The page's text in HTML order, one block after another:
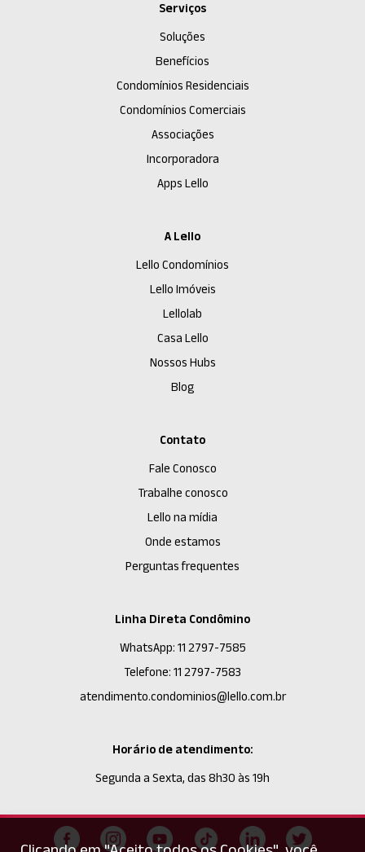
Serviços
Soluções
Benefícios
Condomínios Residenciais
Condomínios Comerciais
Associações
Incorporadora
Apps Lello
A Lello
Lello Condomínios
Lello Imóveis
Lellolab
Casa Lello
Nossos Hubs
Blog
Contato
Fale Conosco
Trabalhe conosco
Lello na mídia
Onde estamos
Perguntas frequentes
Linha Direta Condômino
WhatsApp: 11 2797-7585
Telefone: 11 2797-7583
atendimento.condominios@lello.com.br
Horário de atendimento:
Segunda a Sexta, das 8h30 às 19h